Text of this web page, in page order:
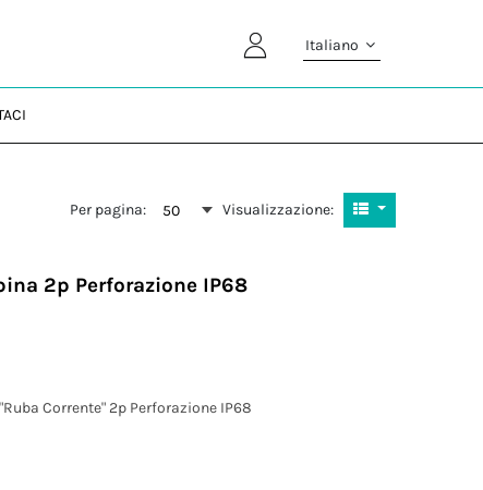
Italiano
Per pagina: 50 Visualizzazione:
2p Perforazione IP68
Corrente" 2p Perforazione IP68